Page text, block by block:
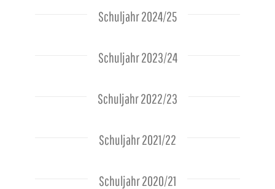
Schuljahr 2024/25
Schuljahr 2023/24
Schuljahr 2022/23
Schuljahr 2021/22
Schuljahr 2020/21